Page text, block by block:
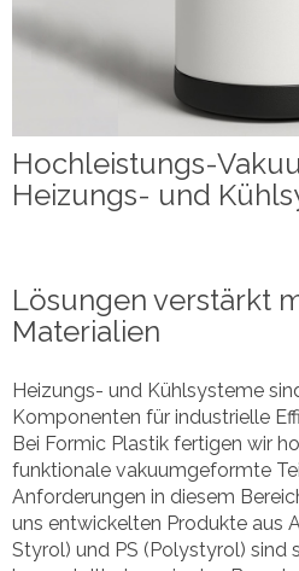
Hochleistungs-
Heizungs- und
Lösungen verstärkt
Materialien
Heizungs- und Kühlsysteme
Komponenten für industrielle
Bei Formic Plastik fertigen wir
funktionale vakuumgeformte
Anforderungen in diesem
uns entwickelten Produkte aus
Styrol) und PS (Polystyrol) sind